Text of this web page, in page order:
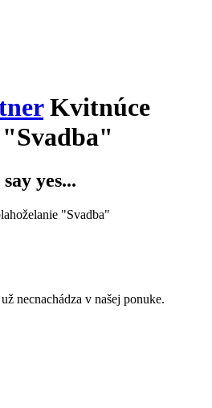
Kvitnúce
yes...
"Svadba"
necnachádza v našej ponuke.